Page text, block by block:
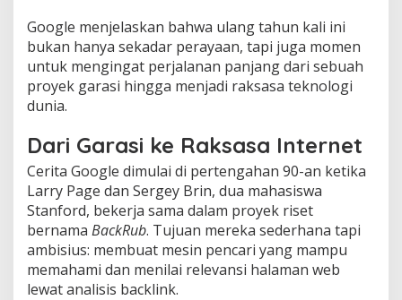
Google menjelaskan bahwa ulang tahun kali ini
bukan hanya sekadar perayaan, tapi juga momen
untuk mengingat perjalanan panjang dari sebuah
proyek garasi hingga menjadi raksasa teknologi
dunia.
Dari Garasi ke Raksasa Internet
Cerita Google dimulai di pertengahan 90-an ketika
Larry Page dan Sergey Brin, dua mahasiswa
Stanford, bekerja sama dalam proyek riset
bernama BackRub. Tujuan mereka sederhana tapi
ambisius: membuat mesin pencari yang mampu
memahami dan menilai relevansi halaman web
lewat analisis backlink.